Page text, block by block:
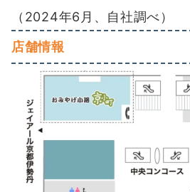
（2024年6月、自社調べ）
店舗情報